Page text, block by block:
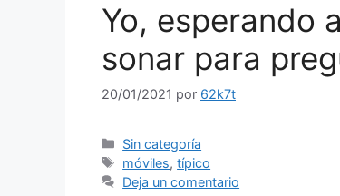
Yo, esperando
sonar para
20/01/2021 por 62k7t
Categorías
Sin categoría
Etiquetas
móviles,típico
Deja un comentario